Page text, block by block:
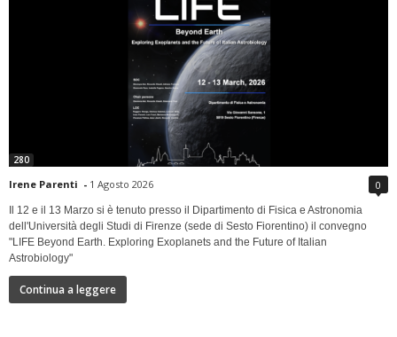
280
Irene Parenti - 1 Agosto 2026 0
Il 12 e il 13 Marzo si è tenuto presso il Dipartimento di Fisica e Astronomia
dell'Università degli Studi di Firenze (sede di Sesto Fiorentino) il convegno
"LIFE Beyond Earth. Exploring Exoplanets and the Future of Italian
Astrobiology"
Continua a leggere